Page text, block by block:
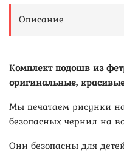
Описание
Комплект подошв из
оригинальные,
Мы печатаем рисунки
безопасных чернил на
Они безопасны для